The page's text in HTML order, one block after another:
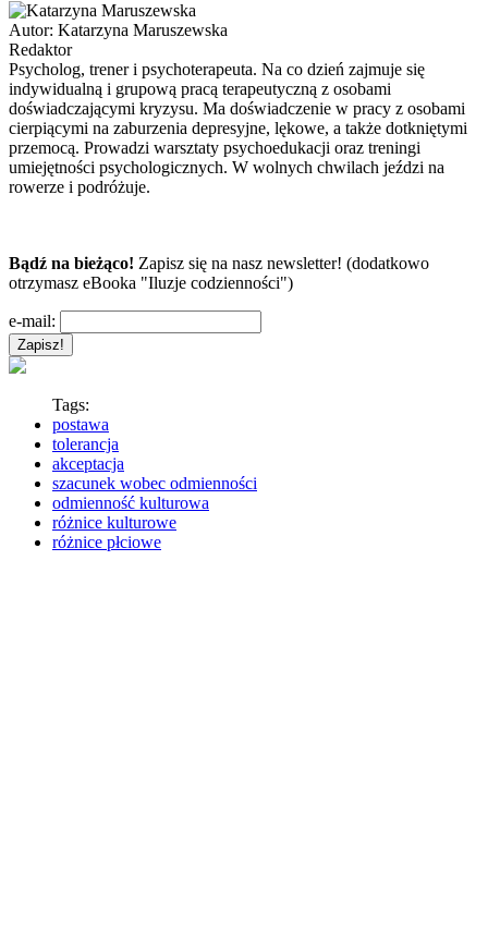
Autor: Katarzyna Maruszewska
Redaktor
Psycholog, trener i psychoterapeuta. Na co dzień zajmuje się
indywidualną i grupową pracą terapeutyczną z osobami
doświadczającymi kryzysu. Ma doświadczenie w pracy z osobami
cierpiącymi na zaburzenia depresyjne, lękowe, a także dotkniętymi
przemocą. Prowadzi warsztaty psychoedukacji oraz treningi
umiejętności psychologicznych. W wolnych chwilach jeździ na
rowerze i podróżuje.
Bądź na bieżąco! Zapisz się na nasz newsletter! (dodatkowo
otrzymasz eBooka "Iluzje codzienności")
e-mail:
Tags:
postawa
tolerancja
akceptacja
szacunek wobec odmienności
odmienność kulturowa
różnice kulturowe
różnice płciowe